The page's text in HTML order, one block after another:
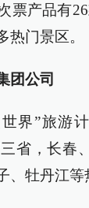
票产品有
热门景区。
团公司
界”旅游
省，长春
、牡丹江等